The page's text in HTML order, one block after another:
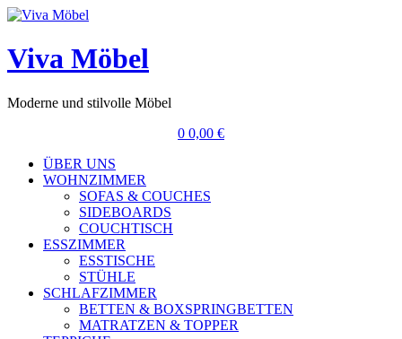
Viva Möbel
Moderne und stilvolle Möbel
0 0,00 €
ÜBER UNS
WOHNZIMMER
SOFAS & COUCHES
SIDEBOARDS
COUCHTISCH
ESSZIMMER
ESSTISCHE
STÜHLE
SCHLAFZIMMER
BETTEN & BOXSPRINGBETTEN
MATRATZEN & TOPPER